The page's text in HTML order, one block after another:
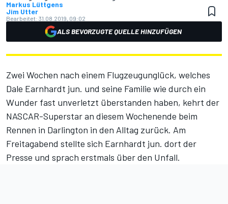
Markus Lüttgens
Jim Utter
Bearbeitet: 31.08.2019, 09:02
ALS BEVORZUGTE QUELLE HINZUFÜGEN
Zwei Wochen nach einem Flugzeugunglück, welches
Dale Earnhardt jun. und seine Familie wie durch ein
Wunder fast unverletzt überstanden haben, kehrt der
NASCAR-Superstar an diesem Wochenende beim
Rennen in Darlington in den Alltag zurück. Am
Freitagabend stellte sich Earnhardt jun. dort der
Presse und sprach erstmals über den Unfall.